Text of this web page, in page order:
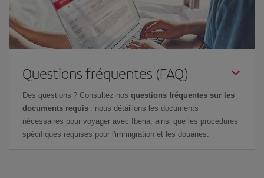
Questions fréquentes (FAQ)
Des questions ? Consultez nos questions fréquentes sur les
documents requis : nous détaillons les documents
nécessaires pour voyager avec Iberia, ainsi que les procédures
spécifiques requises pour l'immigration et les douanes.